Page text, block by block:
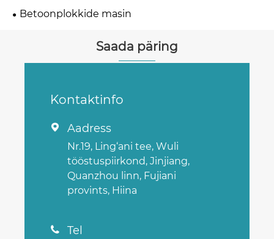
Betoonplokkide masin
Saada päring
Kontaktinfo
 Aadress
Nr.19, Ling‘ani tee, Wuli
tööstuspiirkond, Jinjiang,
Quanzhou linn, Fujiani
provints, Hiina
 Tel